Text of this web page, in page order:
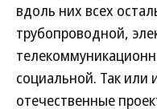
вдоль них всех
трубопроводной,
социальной. Так или
отечественные